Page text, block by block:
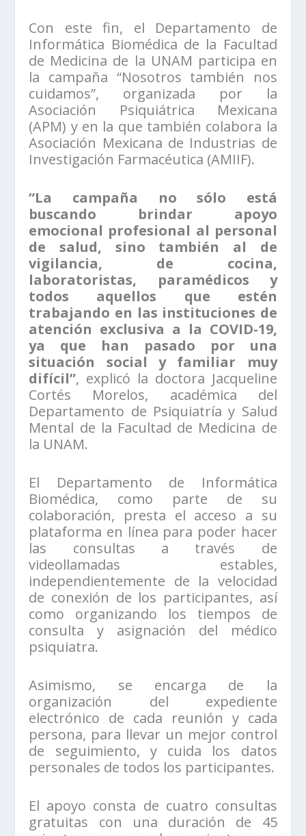
Con este fin, el Departamento de
Informática Biomédica de la Facultad
de Medicina de la UNAM participa en
la campaña “Nosotros también nos
cuidamos”, organizada por la
Asociación Psiquiátrica Mexicana
(APM) y en la que también colabora la
Asociación Mexicana de Industrias de
Investigación Farmacéutica (AMIIF).
“La campaña no sólo está
buscando brindar apoyo
emocional profesional al personal
de salud, sino también al de
vigilancia, de cocina,
laboratoristas, paramédicos y
todos aquellos que estén
trabajando en las instituciones de
atención exclusiva a la COVID-19,
ya que han pasado por una
situación social y familiar muy
difícil”, explicó la doctora Jacqueline
Cortés Morelos, académica del
Departamento de Psiquiatría y Salud
Mental de la Facultad de Medicina de
la UNAM.
El Departamento de Informática
Biomédica, como parte de su
colaboración, presta el acceso a su
plataforma en línea para poder hacer
las consultas a través de
videollamadas estables,
independientemente de la velocidad
de conexión de los participantes, así
como organizando los tiempos de
consulta y asignación del médico
psiquiatra.
Asimismo, se encarga de la
organización del expediente
electrónico de cada reunión y cada
persona, para llevar un mejor control
de seguimiento, y cuida los datos
personales de todos los participantes.
El apoyo consta de cuatro consultas
gratuitas con una duración de 45